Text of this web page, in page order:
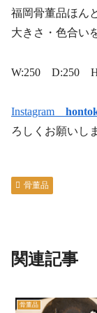
福岡骨董品ほん
大きさ・色合い
W:250 D:250
Instagram
ろしくお願いし
骨董品
関連記事
骨董品